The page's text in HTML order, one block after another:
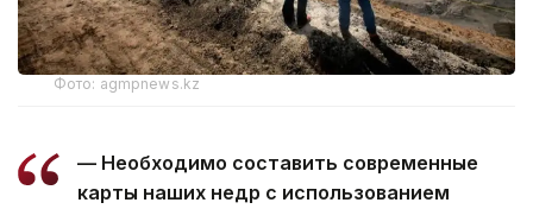
Фото: agmpnews.kz
— Необходимо составить современные
карты наших недр с использованием